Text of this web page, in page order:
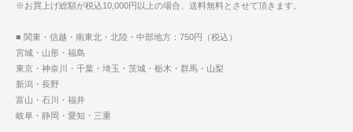
※お買上げ総額が税込10,000円以上の場合、送料無料とさせて頂きます。
■ 関東・信越・南東北・北陸・中部地方：750円（税込）
宮城・山形・福島
東京・神奈川・千葉・埼玉・茨城・栃木・群馬・山梨
新潟・長野
富山・石川・福井
岐阜・静岡・愛知・三重